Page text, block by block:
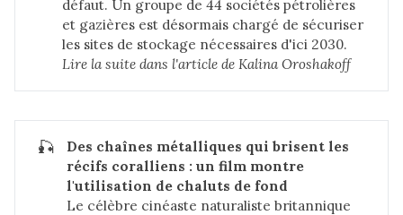
défaut. Un groupe de 44 sociétés pétrolières
et gazières est désormais chargé de sécuriser
les sites de stockage nécessaires d'ici 2030.
Lire la suite dans l'article de Kalina Oroshakoff
🎣
Des chaînes métalliques qui brisent les
récifs coralliens : un film montre
l'utilisation de chaluts de fond
Le célèbre cinéaste naturaliste britannique